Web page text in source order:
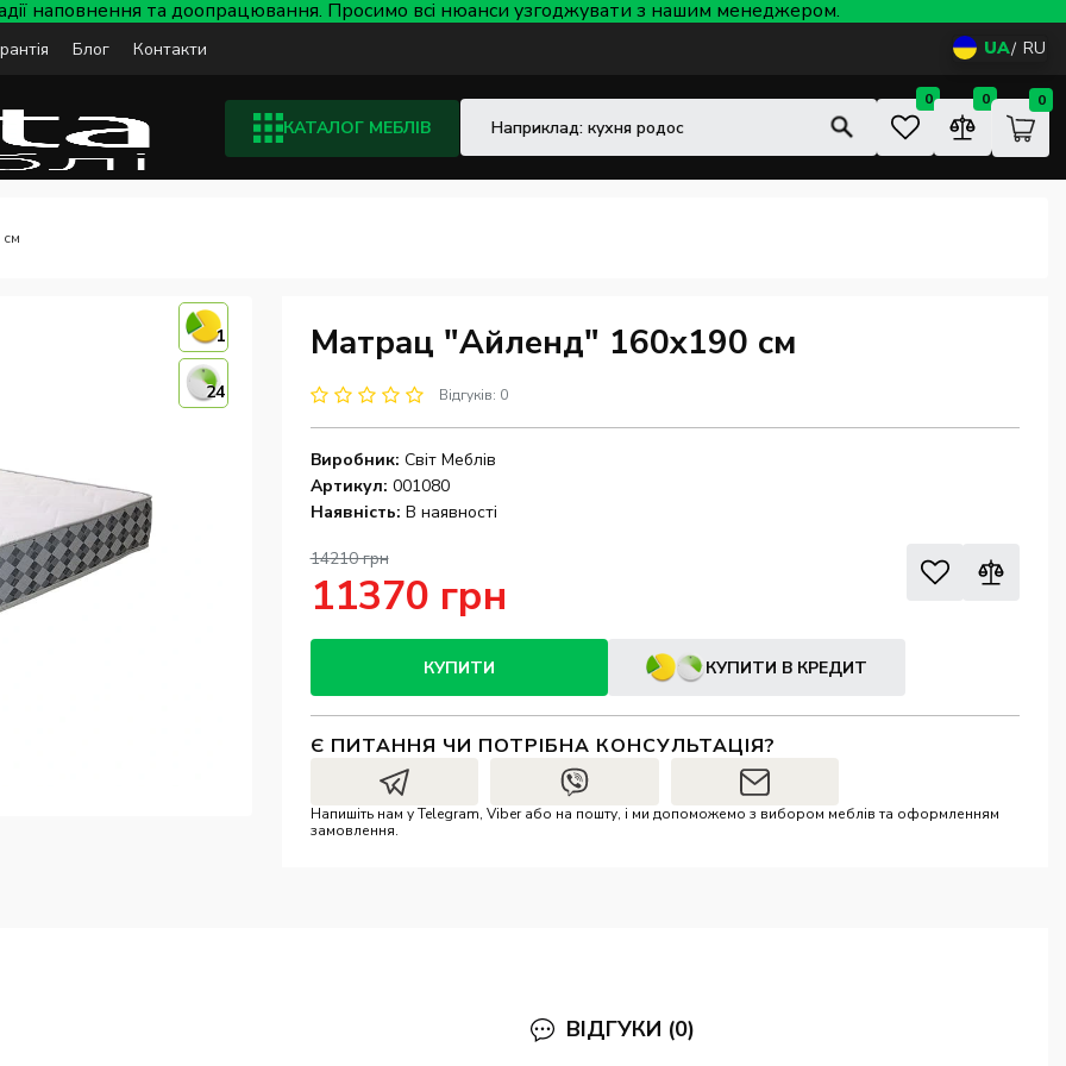
наповнення та доопрацювання. Просимо всі нюанси узгоджувати з нашим менеджером.
Блог Контакти UA RU
КАТАЛОГ МЕБЛІВ
0 0 0
1
24
Матрац "Айленд" 160x190 см
Відгуків: 0
Виробник: Світ Меблів
Артикул: 001080
Наявність: В наявності
14210 грн
11370 грн
КУПИТИ КУПИТИ В КРЕДИТ
Є ПИТАННЯ ЧИ ПОТРІБНА КОНСУЛЬТАЦІЯ?
Напишіть нам у Telegram, Viber або на пошту, і ми допоможемо з вибором меблів та оформленням
замовлення.
ВІДГУКИ (0)